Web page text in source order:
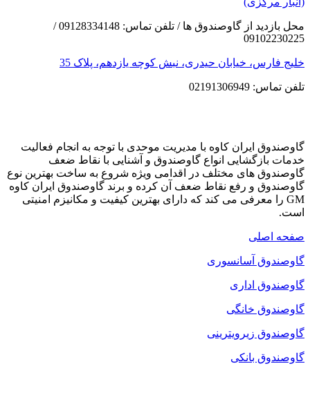
محل بازدید از گاوصندوق ها / تلفن تماس: 09128334148 /
09102230225
خلیج فارس، خیابان حیدری، نبش کوچه یازدهم، پلاک 35
تلفن تماس: 02191306949
گاوصندوق ایران کاوه با مدیریت موحدی با توجه به انجام فعالیت
خدمات بازگشایی انواع گاوصندوق و آشنایی با نقاط ضعف
گاوصندوق های مختلف در اقدامی ویژه شروع به ساخت بهترین نوع
گاوصندوق و رفع نقاط ضعف آن کرده و برند گاوصندوق ایران کاوه
GM را معرفی می کند که دارای بهترین کیفیت و مکانیزم امنیتی
است.
صفحه اصلی
گاوصندوق آسانسوری
گاوصندوق اداری
گاوصندوق خانگی
گاوصندوق زیرویترینی
گاوصندوق بانکی